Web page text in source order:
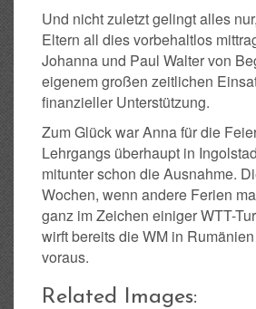
Und nicht zuletzt gelingt alles
Eltern all dies vorbehaltlos
Johanna und Paul Walter von
eigenem großen zeitlichen
finanzieller Unterstützung.
Zum Glück war Anna für die
Lehrgangs überhaupt in
mitunter schon die Ausnahme.
Wochen, wenn andere Ferien
ganz im Zeichen einiger WTT-
wirft bereits die WM in
voraus.
Related Images: